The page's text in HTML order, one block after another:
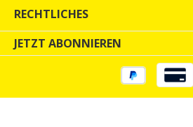
RECHTLICHES
JETZT ABONNIEREN